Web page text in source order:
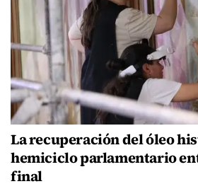
La recuperación del óleo
hemiciclo parlamentario
final